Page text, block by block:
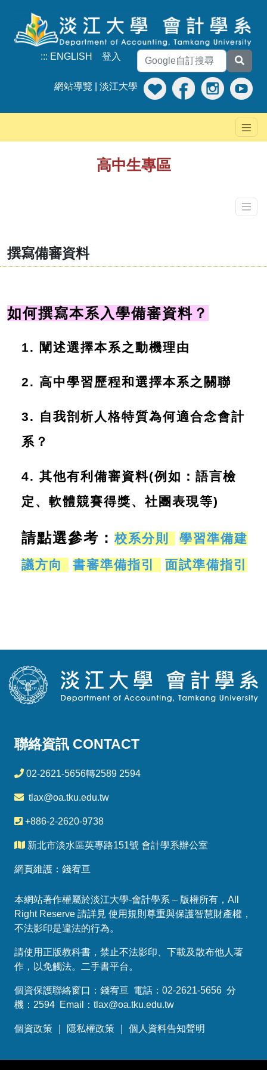
::: ENGLISH 登入
網站導覽 淡江大學
高中生專區
撰寫備審資料
如何撰寫本系入學備審資料？
1. 闡述選擇本系之動機理由
2. 高中學習歷程和選擇本系之關聯
3. 自我剖析人格特質為何適合念會計
系？
4. 其他有利備審資料(例如：語言檢
定、軟體競賽得獎、社團表現等)
請點選參考：校系分則
學習準備建
議方向
書審準備指引 面試準備指引
聯絡資訊 CONTACT
02-2621-5656轉2589 2594
tlax@oa.tku.edu.tw
+886-2-2620-9738
新北市淡水區英專路151號 會計學系辦公室
網頁維護：錢宥亘
本網站著作權屬於淡江大學-會計學系 – 版權所有，All
Right Reserve 請詳見 使用規則尊重與保護智慧財產權，
不法影印是違法的行為。
請使用正版教科書，禁止不法影印、下載及散布他人著
作，以免觸法。
二手書平台 。
個資保護聯絡窗口：錢宥亘 電話：02-2621-5656 分
機：2594 Email： tlax@oa.tku.edu.tw
個資政策 隱私權政策 個人資料告知聲明